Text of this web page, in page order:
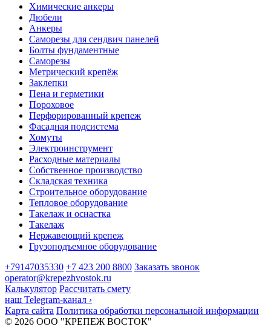
Химические анкеры
Дюбели
Анкеры
Саморезы для сендвич панелей
Болты фундаментные
Саморезы
Метрический крепёж
Заклепки
Пена и герметики
Пороховое
Перфорированный крепеж
Фасадная подсистема
Хомуты
Электроинструмент
Расходные материалы
Собственное производство
Складская техника
Строительное оборудование
Тепловое оборудование
Такелаж и оснастка
Такелаж
Нержавеющий крепеж
Грузоподъемное оборудование
+79147035330 +7 423 200 8800 Заказать звонок
operator@krepezhvostok.ru
Калькулятор Рассчитать смету
наш Telegram-канал ›
Карта сайта Политика обработки персональной информации
© 2026 ООО "КРЕПЕЖ ВОСТОК"